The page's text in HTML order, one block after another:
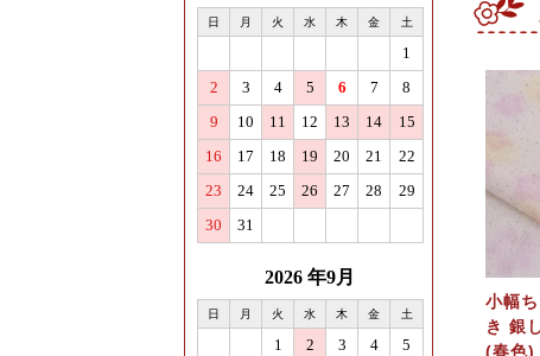
小幅
き 銀
(春色)